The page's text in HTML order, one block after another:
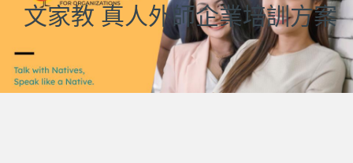
文家教 真人外師企業培訓方案